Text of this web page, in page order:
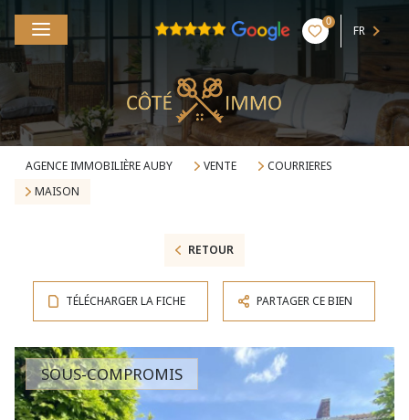
0
FR
AGENCE IMMOBILIÈRE AUBY VENTE
COURRIERES
MAISON
RETOUR
TÉLÉCHARGER LA FICHE PARTAGER CE BIEN
SOUS-COMPROMIS